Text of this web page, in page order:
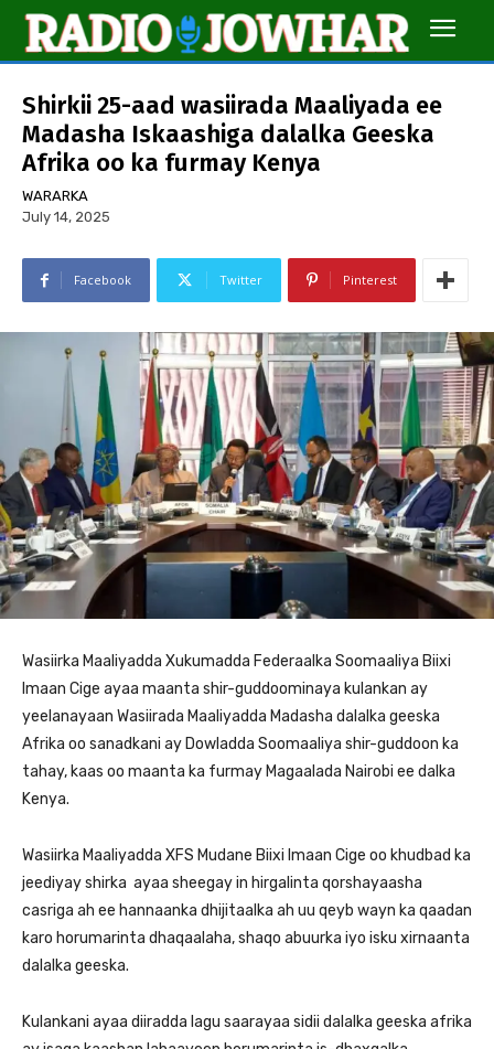
Shirkii 25-aad wasiirada Maaliyada ee
Madasha Iskaashiga dalalka Geeska
Afrika oo ka furmay Kenya
WARARKA
July 14, 2025
Facebook Twitter Pinterest
Wasiirka Maaliyadda Xukumadda Federaalka Soomaaliya Biixi
Imaan Cige ayaa maanta shir-guddoominaya kulankan ay
yeelanayaan Wasiirada Maaliyadda Madasha dalalka geeska
Afrika oo sanadkani ay Dowladda Soomaaliya shir-guddoon ka
tahay, kaas oo maanta ka furmay Magaalada Nairobi ee dalka
Kenya.
Wasiirka Maaliyadda XFS Mudane Biixi Imaan Cige oo khudbad ka
jeediyay shirka ayaa sheegay in hirgalinta qorshayaasha
casriga ah ee hannaanka dhijitaalka ah uu qeyb wayn ka qaadan
karo horumarinta dhaqaalaha, shaqo abuurka iyo isku xirnaanta
dalalka geeska.
Kulankani ayaa diiradda lagu saarayaa sidii dalalka geeska afrika